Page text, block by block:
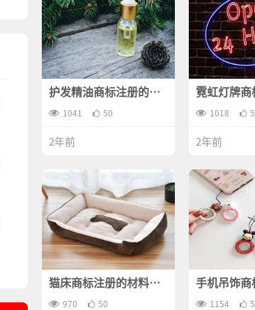
护发精油商标注册的材
料是什么？
1041 50
2年前
霓虹灯牌
料有哪些？
1018
2年前
猫床商标注册的材料有
哪些？
970 50
手机吊饰
料有哪些？
1154